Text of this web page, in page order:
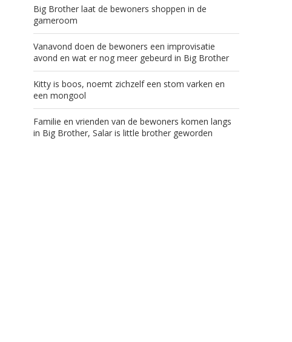
Big Brother laat de bewoners shoppen in de
gameroom
Vanavond doen de bewoners een improvisatie
avond en wat er nog meer gebeurd in Big Brother
Kitty is boos, noemt zichzelf een stom varken en
een mongool
Familie en vrienden van de bewoners komen langs
in Big Brother, Salar is little brother geworden